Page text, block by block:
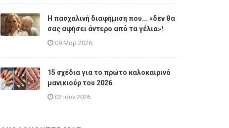
Η πασχαλινή διαφήμιση που... «δεν θα
σας αφήσει άντερο από τα γέλια»!
09 Μαρ 2026
15 σχέδια για το πρώτο καλοκαιρινό
μανικιούρ του 2026
02 Ιουν 2026